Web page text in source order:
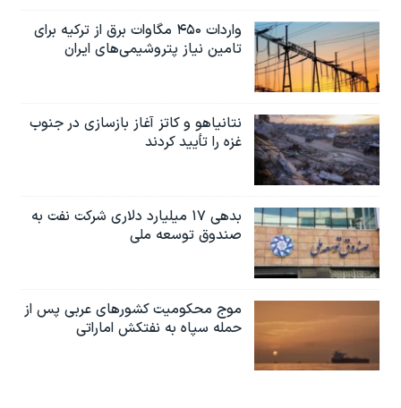
واردات ۴۵۰ مگاوات برق از ترکیه برای
تامین نیاز پتروشیمی‌های ایران
نتانیاهو و کاتز آغاز بازسازی در جنوب
غزه را تأیید کردند
بدهی ۱۷ میلیارد دلاری شرکت نفت به
صندوق توسعه ملی
موج محکومیت کشورهای عربی پس از
حمله سپاه به نفتکش اماراتی